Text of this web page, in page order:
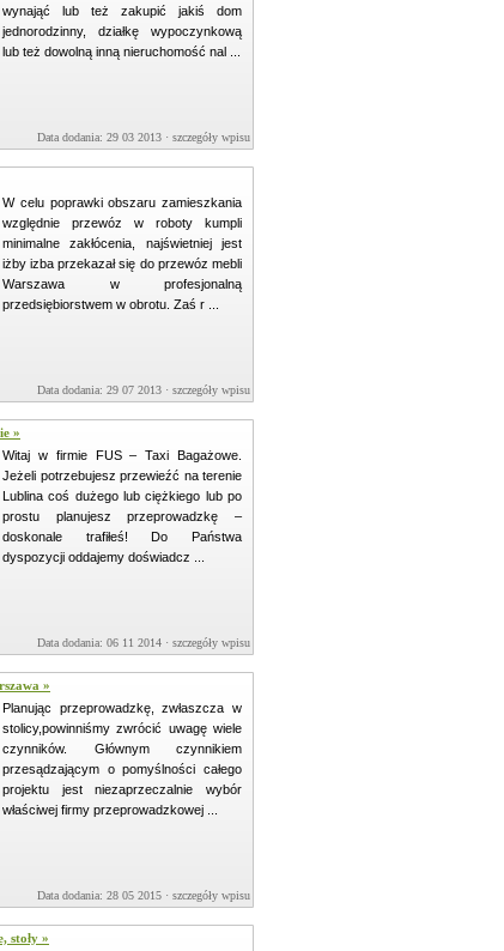
wynająć lub też zakupić jakiś dom
jednorodzinny, działkę wypoczynkową
lub też dowolną inną nieruchomość nal ...
Data dodania: 29 03 2013 · szczegóły wpisu »
W celu poprawki obszaru zamieszkania
względnie przewóz w roboty kumpli
minimalne zakłócenia, najświetniej jest
iżby izba przekazał się do przewóz mebli
Warszawa w profesjonalną
przedsiębiorstwem w obrotu. Zaś r ...
Data dodania: 29 07 2013 · szczegóły wpisu »
»
Witaj w firmie FUS – Taxi Bagażowe.
Jeżeli potrzebujesz przewieźć na terenie
Lublina coś dużego lub ciężkiego lub po
prostu planujesz przeprowadzkę –
doskonale trafiłeś! Do Państwa
dyspozycji oddajemy doświadcz ...
Data dodania: 06 11 2014 · szczegóły wpisu »
»
Planując przeprowadzkę, zwłaszcza w
stolicy,powinniśmy zwrócić uwagę wiele
czynników. Głównym czynnikiem
przesądzającym o pomyślności całego
projektu jest niezaprzeczalnie wybór
właściwej firmy przeprowadzkowej ...
Data dodania: 28 05 2015 · szczegóły wpisu »
stoły »